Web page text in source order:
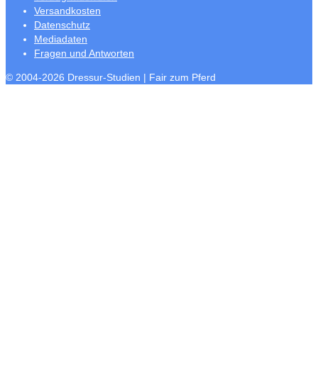
Versandkosten
Datenschutz
Mediadaten
Fragen und Antworten
© 2004-2026 Dressur-Studien | Fair zum Pferd